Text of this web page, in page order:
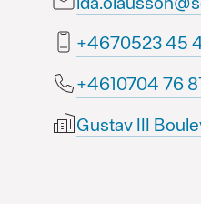
54 54
18 67
Gustav III